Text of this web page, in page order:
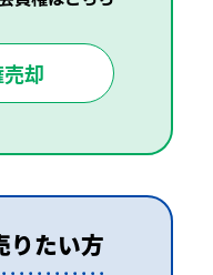
却
りたい方